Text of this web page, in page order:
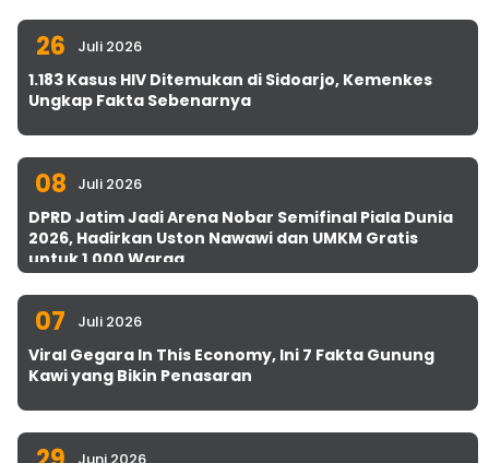
26 Juli 2026
1.183 Kasus HIV Ditemukan di Sidoarjo, Kemenkes
Ungkap Fakta Sebenarnya
08 Juli 2026
DPRD Jatim Jadi Arena Nobar Semifinal Piala Dunia
2026, Hadirkan Uston Nawawi dan UMKM Gratis
untuk 1.000 Warga
07 Juli 2026
Viral Gegara In This Economy, Ini 7 Fakta Gunung
Kawi yang Bikin Penasaran